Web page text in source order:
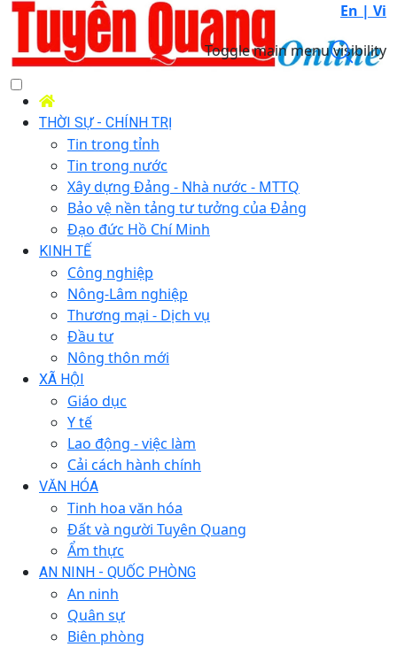
En | Vi
Toggle main menu visibility
THỜI SỰ - CHÍNH TRỊ
Tin trong tỉnh
Tin trong nước
Xây dựng Đảng - Nhà nước - MTTQ
Bảo vệ nền tảng tư tưởng của Đảng
Đạo đức Hồ Chí Minh
KINH TẾ
Công nghiệp
Nông-Lâm nghiệp
Thương mại - Dịch vụ
Đầu tư
Nông thôn mới
XÃ HỘI
Giáo dục
Y tế
Lao động - việc làm
Cải cách hành chính
VĂN HÓA
Tinh hoa văn hóa
Đất và người Tuyên Quang
Ẩm thực
AN NINH - QUỐC PHÒNG
An ninh
Quân sự
Biên phòng